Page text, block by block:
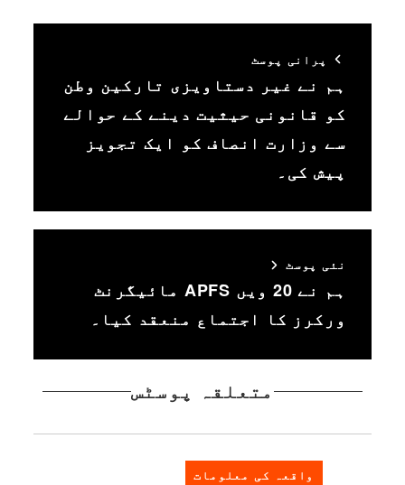
پرانی پوسٹ
ہم نے غیر دستاویزی تارکین وطن
کو قانونی حیثیت دینے کے حوالے
سے وزارت انصاف کو ایک تجویز
پیش کی۔
نئی پوسٹ
ہم نے 20 ویں APFS مائیگرنٹ
ورکرز کا اجتماع منعقد کیا۔
متعلقہ پوسٹس
واقعہ کی معلومات